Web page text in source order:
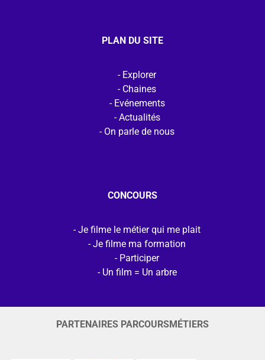
PLAN DU SITE
Explorer
Chaines
Evénements
Actualités
On parle de nous
CONCOURS
Je filme le métier qui me plait
Je filme ma formation
Participer
Un film = Un arbre
PARTENAIRES PARCOURSMÉTIERS